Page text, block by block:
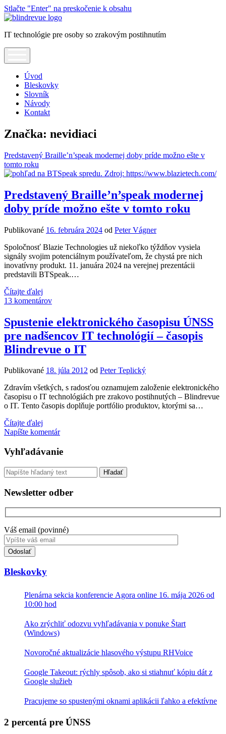
Stlačte "Enter" na preskočenie k obsahu
Blindrevue
IT technológie pre osoby so zrakovým postihnutím
Úvod
Bleskovky
Slovník
Návody
Kontakt
Značka: nevidiaci
Predstavený Braille’n’speak modernej doby príde možno ešte v
tomto roku
Predstavený Braille’n’speak modernej
doby príde možno ešte v tomto roku
Publikované 16. februára 2024 od Peter Vágner
Spoločnosť Blazie Technologies už niekoľko týždňov vysiela
signály svojim potenciálnym používateľom, že chystá pre nich
inovatívny produkt. 11. januára 2024 na verejnej prezentácii
predstavili BTSpeak.…
Čítajte ďalej
Braille’n’speak
doby
príde
možno
v
roku
13 komentárov
Spustenie elektronického časopisu ÚNSS
pre nadšencov IT technológií – časopis
Blindrevue o IT
Publikované 18. júla 2012 od Peter Teplický
Zdravím všetkých, s radosťou oznamujem založenie elektronického
časopisu o IT technológiách pre zrakovo postihnutých – Blindrevue
o IT. Tento časopis doplňuje portfólio produktov, ktorými sa…
Čítajte ďalej
elektronického
ÚNSS
nadšencov
IT
–
IT
Napíšte komentár
Sidebar
Vyhľadávanie
Vyhľadávanie
Newsletter odber
Váš email (povinné)
Toto
pole
nevyplňujte.
Bleskovky
Plenárna sekcia konferencie Agora online 16. mája 2026 od
10:00 hod
Ako zrýchliť odozvu vyhľadávania v ponuke Štart
(Windows)
Novoročné aktualizácie hlasového výstupu RHVoice
Google Takeout: rýchly spôsob, ako si stiahnuť kópiu dát z
Google služieb
Pracujeme so spustenými oknami aplikácii ľahko a efektívne
2 percentá pre ÚNSS